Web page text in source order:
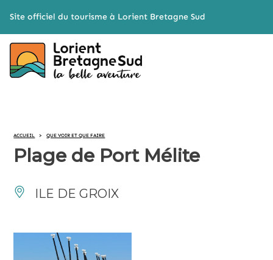
Site officiel du tourisme à Lorient Bretagne Sud
ACCUEIL > QUE VOIR ET QUE FAIRE
Plage de Port Mélite
ILE DE GROIX